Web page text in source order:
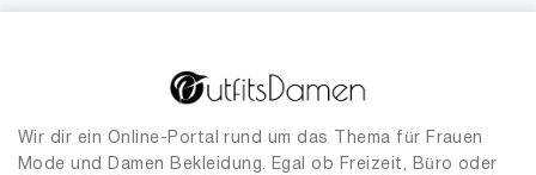
Wir dir ein Online-Portal rund um das Thema für Frauen
Mode und Damen Bekleidung. Egal ob Freizeit, Büro oder